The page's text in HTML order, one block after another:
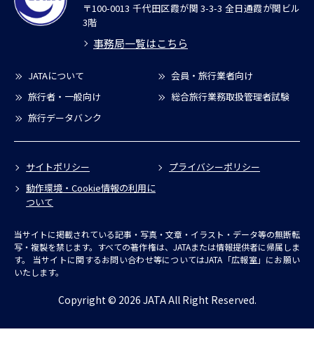
〒100-0013 千代田区霞が関 3-3-3 全日通霞が関ビル
3階
事務局一覧はこちら
JATAについて
会員・旅行業者向け
旅行者・一般向け
総合旅行業務取扱管理者試験
旅行データバンク
サイトポリシー
プライバシーポリシー
動作環境・Cookie情報の利用に
ついて
当サイトに掲載されている記事・写真・文章・イラスト・データ等の無断転
写・複製を禁じます。すべての著作権は、JATAまたは情報提供者に帰属しま
す。
当サイトに関するお問い合わせ等についてはJATA「広報室」にお願い
いたします。
Copyright © 2026 JATA All Right Reserved.